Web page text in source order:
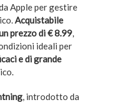
Apple per gestire
Acquistabile
prezzo di € 8.99,
ideali per
e di grande
, introdotto da